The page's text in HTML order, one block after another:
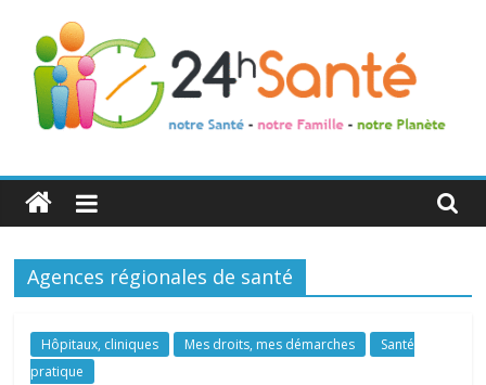
24h
Santé
La
de
toute
Agences régionales de santé
Hôpitaux, cliniques Mes droits, mes démarches
Santé
pratique